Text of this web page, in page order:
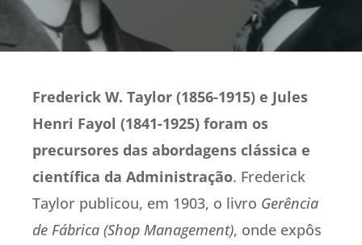
Frederick W. Taylor (1856-1915) e Jules
Henri Fayol (1841-1925) foram os
precursores das abordagens clássica e
científica da Administração. Frederick
Taylor publicou, em 1903, o livro Gerência
de Fábrica (Shop Management), onde expôs